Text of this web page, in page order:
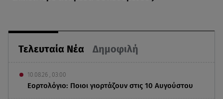
Τελευταία Νέα Δημοφιλή
10.08.26 , 03:00
Εορτολόγιο: Ποιοι γιορτάζουν στις 10 Αυγούστου